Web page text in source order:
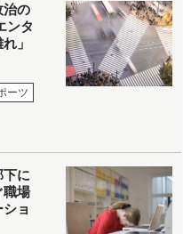
治の
ンタ
」
ーツ
下に
場
ョ